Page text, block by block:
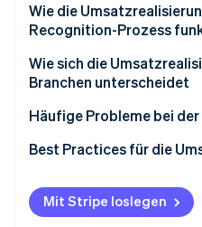
Wie die
Recognition-Prozess
Wie sich die
Branchen unterscheidet
Häufige Probleme bei
Best Practices für die
Mit Stripe loslegen